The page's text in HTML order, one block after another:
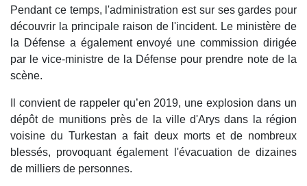
Pendant ce temps, l'administration est sur ses gardes pour
découvrir la principale raison de l'incident. Le ministère de
la Défense a également envoyé une commission dirigée
par le vice-ministre de la Défense pour prendre note de la
scène.
Il convient de rappeler qu’en 2019, une explosion dans un
dépôt de munitions près de la ville d'Arys dans la région
voisine du Turkestan a fait deux morts et de nombreux
blessés, provoquant également l'évacuation de dizaines
de milliers de personnes.